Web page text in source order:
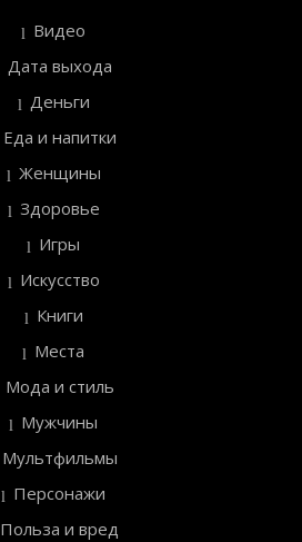
Видео
Дата выхода
Деньги
Еда и напитки
Женщины
Здоровье
Игры
Искусство
Книги
Места
Мода и стиль
Мужчины
Мультфильмы
Персонажи
Польза и вред